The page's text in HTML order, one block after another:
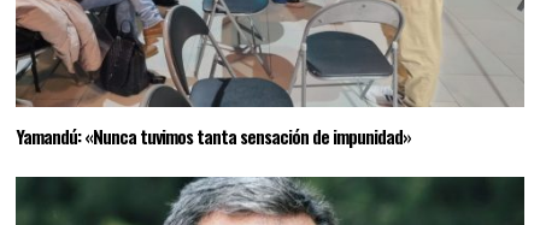
Yamandú: «Nunca tuvimos tanta sensación de impunidad»